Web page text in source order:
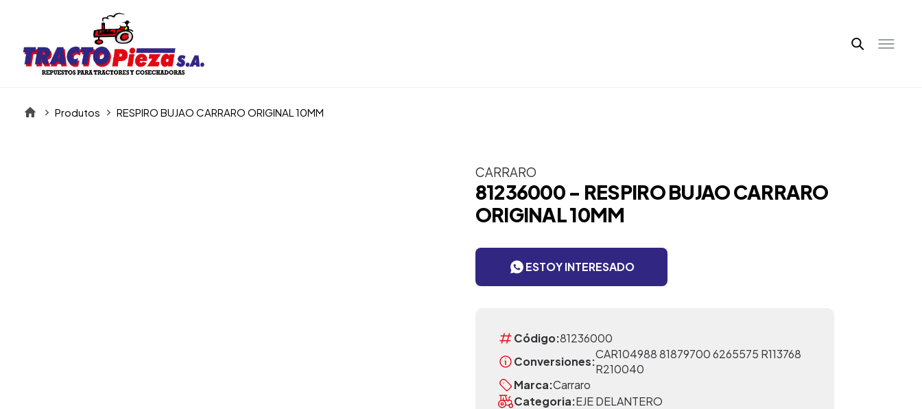
Produtos RESPIRO BUJAO CARRARO ORIGINAL 10MM
CARRARO
81236000 - RESPIRO BUJAO CARRARO
ORIGINAL 10MM
ESTOY INTERESADO
Código:81236000
Conversiones:
CAR104988 81879700 6265575 R113768
R210040
Marca:Carraro
Categoria:EJE DELANTERO